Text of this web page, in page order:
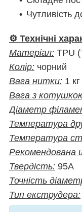
Чутливість
⚙️ Технічні
Матеріал: TPU
Колір: чорний
Вага нитки: 1 кг
Вага з
Діаметр
Температура
Температура
Рекомендована
Твердість: 95A
Точність
Тип екструдера: